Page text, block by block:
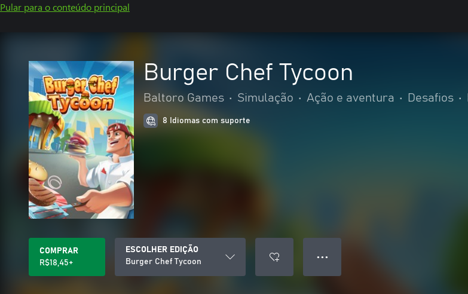
Pular para o conteúdo principal
Burger Chef Tycoon
Baltoro Games • Simulação • Ação e aventura • Desafios •
8 Idiomas com suporte
COMPRAR
R$18,45+
ESCOLHER EDIÇÃO
Burger Chef Tycoon
● ● ●